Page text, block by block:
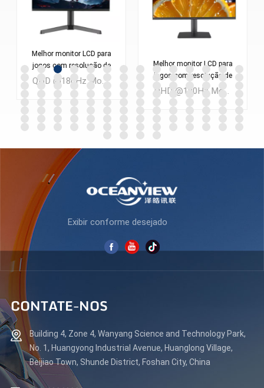
Melhor monitor LCD para
jogos com resolução de
2560 x 1440, tela de 24
polegadas, monitor de
computador para PC
ES238Q180
QHD @180Hz Monitor LCD para jogos FAST VA de 24 polegadas Quantidade mínima: 300 peças
Melhor monitor LCD para
jogos com resolução de
2560 x 1440, tela de 27
polegadas, monitor para
computador PC
ES270Q180
QHD @180Hz Monitor de jogos LCD IPS RÁPIDO de 27 polegadas Quantidade mínima: 300 peças
Exibir conforme desejado
CONTATE-NOS
Building 4, Zone 4, Wanyang Science and Technology Park,
No. 1, Huangyong Industrial Avenue, Huanglong Village,
Beijiao Town, Shunde District, Foshan City, China